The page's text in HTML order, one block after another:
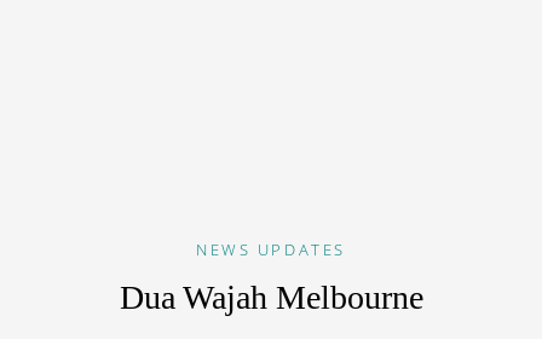
NEWS UPDATES
Dua Wajah Melbourne